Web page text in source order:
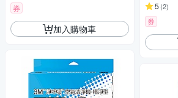
券
加入購物車
5 (2)
券